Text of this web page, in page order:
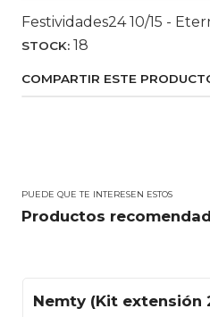
Festividades24 10/15 -
STOCK: 18
COMPARTIR ESTE
PUEDE QUE TE INTERESEN ESTOS
Productos
Nemty (Kit extensión